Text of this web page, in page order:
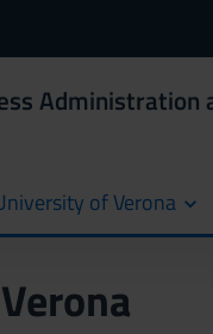
Administration
of Verona